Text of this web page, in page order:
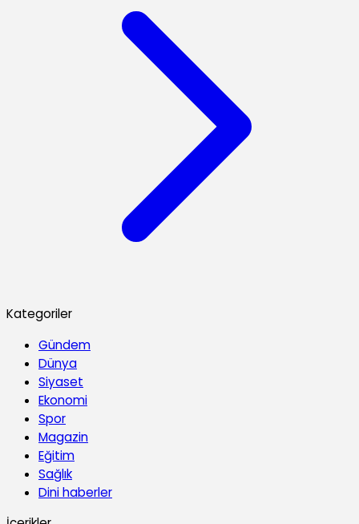
Kategoriler
Gündem
Dünya
Siyaset
Ekonomi
Spor
Magazin
Eğitim
Sağlık
Dini haberler